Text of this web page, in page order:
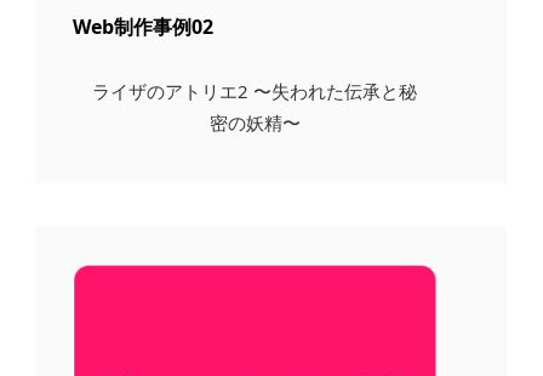
Web制作事例02
ライザのアトリエ2 〜失われた伝承と秘
密の妖精〜